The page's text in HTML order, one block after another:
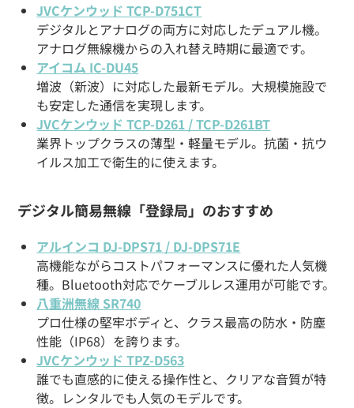
JVCケンウッド TCP-D751CT
デジタルとアナログの両方に対応したデュアル機。
アナログ無線機からの入れ替え時期に最適です。
アイコム IC-DU45
増波（新波）に対応した最新モデル。大規模施設で
も安定した通信を実現します。
JVCケンウッド TCP-D261 / TCP-D261BT
業界トップクラスの薄型・軽量モデル。抗菌・抗ウ
イルス加工で衛生的に使えます。
デジタル簡易無線「登録局」のおすすめ
アルインコ DJ-DPS71 / DJ-DPS71E
高機能ながらコストパフォーマンスに優れた人気機
種。Bluetooth対応でケーブルレス運用が可能です。
八重洲無線 SR740
プロ仕様の堅牢ボディと、クラス最高の防水・防塵
性能（IP68）を誇ります。
JVCケンウッド TPZ-D563
誰でも直感的に使える操作性と、クリアな音質が特
徴。レンタルでも人気のモデルです。